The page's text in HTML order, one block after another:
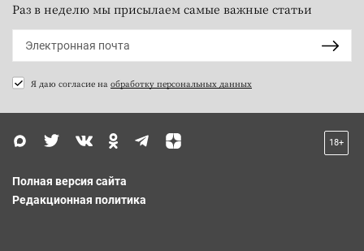
Раз в неделю мы присылаем самые важные статьи
Я даю согласие на обработку персональных данных
18+
Полная версия сайта
Редакционная политика